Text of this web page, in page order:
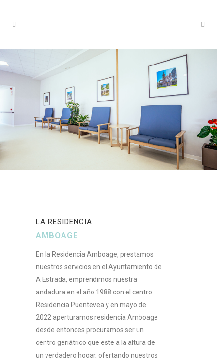
LA RESIDENCIA
AMBOAGE
En la Residencia Amboage, prestamos
nuestros servicios en el Ayuntamiento de
A Estrada, emprendimos nuestra
andadura en el año 1988 con el centro
Residencia Puentevea y en mayo de
2022 aperturamos residencia Amboage
desde entonces procuramos ser un
centro geriátrico que este a la altura de
un verdadero hogar, ofertando nuestros